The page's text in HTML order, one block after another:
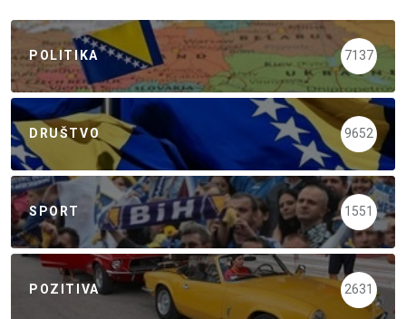
POLITIKA 7137
DRUŠTVO 9652
SPORT 1551
POZITIVA 2631